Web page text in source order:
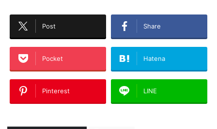
Post Share
Pocket Hatena
Pinterest LINE